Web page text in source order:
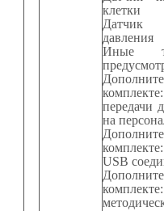
клетки
Датчик
давления
Иные
передачи
на
USB